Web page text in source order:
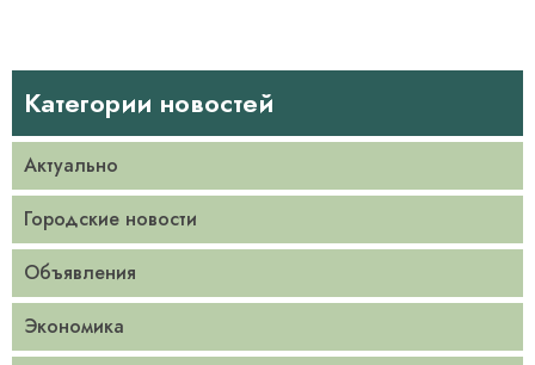
Категории новостей
Актуально
Городские новости
Объявления
Экономика